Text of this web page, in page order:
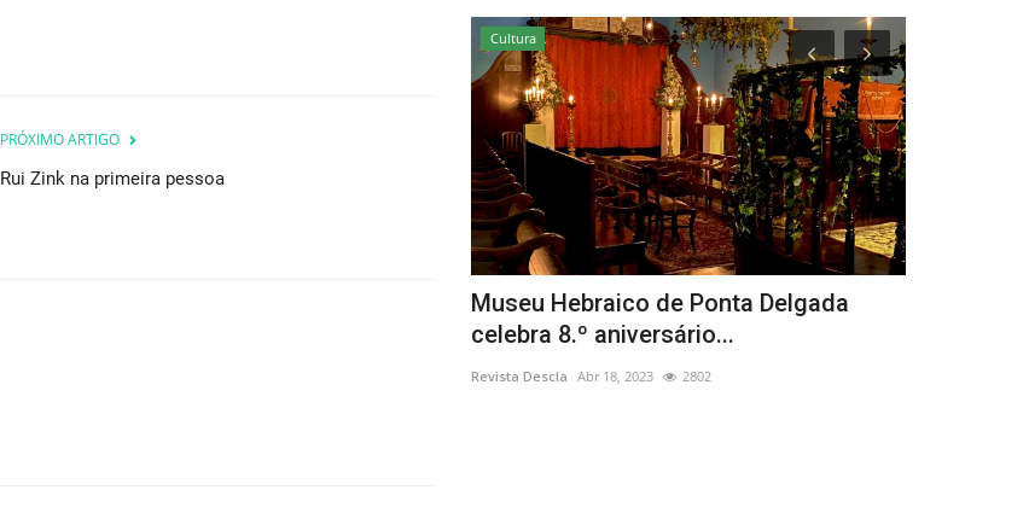
PRÓXIMO ARTIGO
Rui Zink na primeira pessoa
Cultura
Museu Hebraico de Ponta Delgada
celebra 8.º aniversário...
Revista Descla Abr 18, 2023 2802